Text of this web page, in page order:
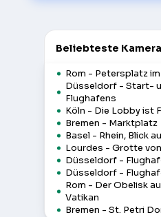
Beliebteste
Rom - Petersplatz
Düsseldorf - Start-
Flughafens
Köln - Die Lobby ist
Bremen - Marktplatz
Basel - Rhein, Blick
Lourdes - Grotte
Düsseldorf -
Düsseldorf -
Rom - Der Obelisk
Vatikan
Bremen - St. Petri